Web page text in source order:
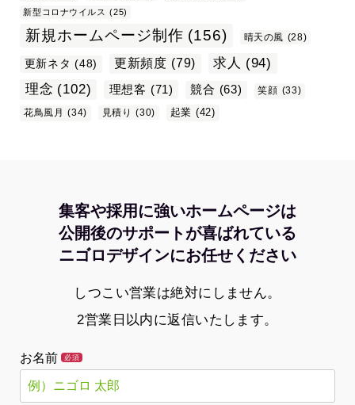
新型コロナウイルス (25)
新規ホームページ制作 (156) 晴天の風 (28)
更新ネタ (48) 更新頻度 (79) 求人 (94)
理念 (102) 理想客 (71) 競合 (63) 笑顔 (33)
花鳥風月
(34) 見積り (30) 起業 (42)
集客や採用に強いホームページは
公開後のサポートが喜ばれている
ニゴロデザインにお任せください
しつこい営業は絶対にしません。
2営業日以内に返信いたします。
お名前 必須